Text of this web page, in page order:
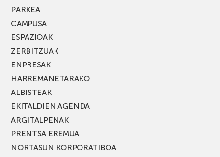
PARKEA
CAMPUSA
ESPAZIOAK
ZERBITZUAK
ENPRESAK
HARREMANETARAKO
ALBISTEAK
EKITALDIEN AGENDA
ARGITALPENAK
PRENTSA EREMUA
NORTASUN KORPORATIBOA